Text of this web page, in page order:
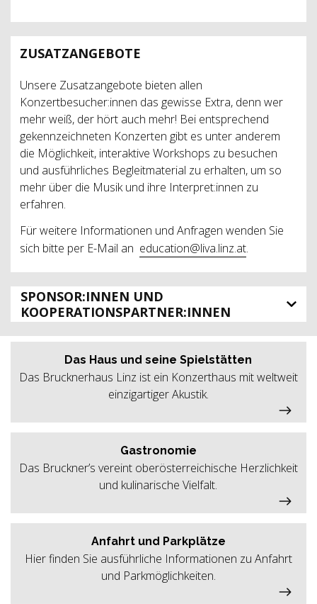
ZUSATZANGEBOTE
Unsere Zusatzangebote bieten allen
Konzertbesucher:innen das gewisse Extra, denn wer
mehr weiß, der hört auch mehr! Bei entsprechend
gekennzeichneten Konzerten gibt es unter anderem
die Möglichkeit, interaktive Workshops zu besuchen
und ausführliches Begleitmaterial zu erhalten, um so
mehr über die Musik und ihre Interpret:innen zu
erfahren.
Für weitere Informationen und Anfragen wenden Sie
sich bitte per E-Mail an education@liva.linz.at.
SPONSOR:INNEN UND
KOOPERATIONSPARTNER:INNEN
Das Haus und seine Spielstätten
Das Brucknerhaus Linz ist ein Konzerthaus mit weltweit
einzigartiger Akustik.
Gastronomie
Das Bruckner’s vereint oberösterreichische Herzlichkeit
und kulinarische Vielfalt.
Anfahrt und Parkplätze
Hier finden Sie ausführliche Informationen zu Anfahrt
und Parkmöglichkeiten.